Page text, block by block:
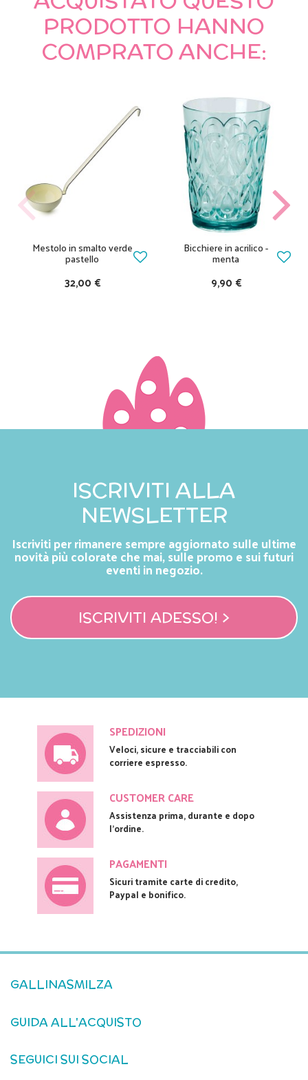
PRODOTTO HANNO
COMPRATO ANCHE:
Mestolo in smalto verde
pastello
32,00 €
Bicchiere in acrilico -
menta
9,90 €
ISCRIVITI ALLA
NEWSLETTER
Iscriviti per rimanere sempre aggiornato sulle ultime
novità più colorate che mai, sulle promo e sui futuri
eventi in negozio.
ISCRIVITI ADESSO! >
SPEDIZIONI
Veloci, sicure e tracciabili con
corriere espresso.
CUSTOMER CARE
Assistenza prima, durante e dopo
l'ordine.
PAGAMENTI
Sicuri tramite carte di credito,
Paypal e bonifico.
GALLINASMILZA
GUIDA ALL'ACQUISTO
SEGUICI SUI SOCIAL